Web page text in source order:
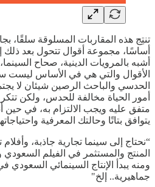
تنتِج هذه المقاربات المسلوقة سلقًا،
أساسًا، مجموعة أقوال تتحول بعد ذلك
أشبه بالمرويات الدينية، صحاح
الأقوال والتي هي في الأساس ليست
الحدسي والباحث الرصين شيئان لا
أمور الحياة مخالفة للحدس، ولكن
متفق عليه ويجب الالتزام به، في
يتوافق بتاتًا وحالتك المعرفية
“نحتاج إلى سينما تجارية جاذبة،
المنتج والمستثمر في الفيلم السعودي
ومنه يبدأ الإنتاج السينمائي السعودي
جماهيرية.. إلخ"